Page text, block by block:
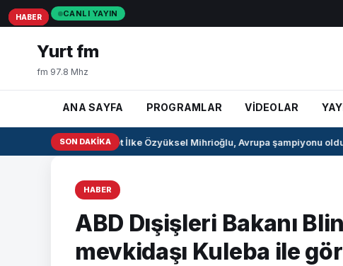
CANLI YAYIN
Yurt fm
fm 97.8 Mhz
ANA SAYFA PROGRAMLAR VİDEOLAR
SON DAKIKA
Milli pentatlet İlke Özyüksel Mihrioğlu, Avrupa şampiyonu oldu
HABER
ABD Dışişleri Bakanı
mevkidaşı Kuleba ile
HABER
HABER
HABER